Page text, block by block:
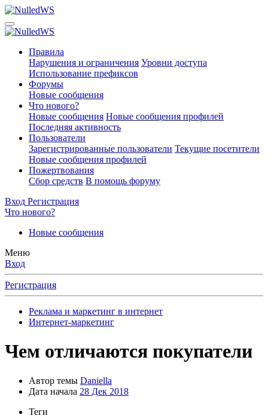
Правила
Нарушения и ограничения Уровни доступа
Использование префиксов
Форумы
Новые сообщения
Что нового?
Новые сообщения Новые сообщения профилей
Последняя активность
Пользователи
Зарегистрированные пользователи Текущие посетители
Новые сообщения профилей
Пожертвования
Сбор средств В помощь форуму
Вход Регистрация
Что нового?
Новые сообщения
Меню
Вход
Регистрация
Реклама и маркетинг в интернет
Интернет-маркетинг
Чем отличаются покупатели
Автор темы Daniella
Дата начала 28 Дек 2018
Теги